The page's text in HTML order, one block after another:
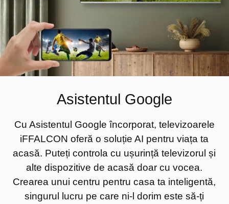
Asistentul Google
Cu Asistentul Google încorporat, televizoarele
iFFALCON oferă o soluție AI pentru viața ta
acasă. Puteți controla cu ușurință televizorul și
alte dispozitive de acasă doar cu vocea.
Crearea unui centru pentru casa ta inteligentă,
singurul lucru pe care ni-l dorim este să-ți
Confirm
Cancel